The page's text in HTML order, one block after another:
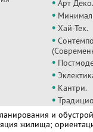
Арт Деко.
•
• Хай-Тек.
•
•
•
• Кантри.
•
и
жилища;